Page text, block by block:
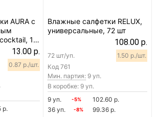
AURA с
15
13.00 р.
0.87 р./шт.
р.
Влажные салфетки RELUX,
универсальные, 72 шт
108.00 р.
Код 761
72 шт/уп. 1.50 р./шт.
Мин. партия: 9 уп.
В коробке: 9 уп.
9 уп.
-5%
102.60 р.
36 уп.
-8% 99.36 р.